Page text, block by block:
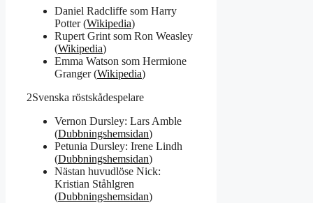
Daniel Radcliffe som Harry
Potter (Wikipedia)
Rupert Grint som Ron Weasley
(Wikipedia)
Emma Watson som Hermione
Granger (Wikipedia)
2Svenska röstskådespelare
Vernon Dursley: Lars Amble
(Dubbningshemsidan)
Petunia Dursley: Irene Lindh
(Dubbningshemsidan)
Nästan huvudlöse Nick:
Kristian Ståhlgren
(Dubbningshemsidan)